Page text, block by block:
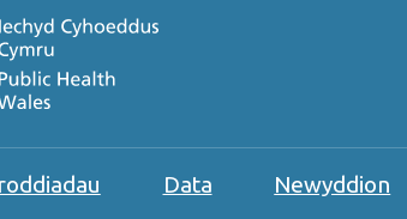
Data Newyddion